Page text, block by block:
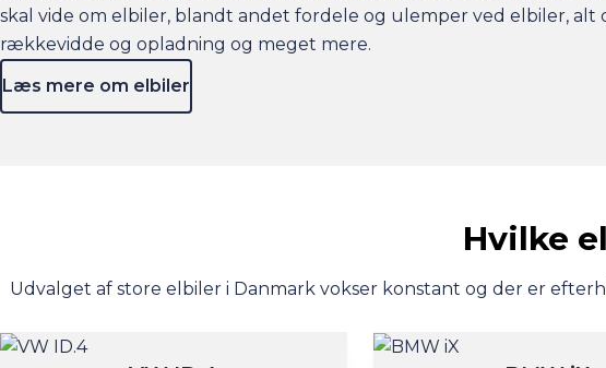
skal vide om elbiler, blandt andet fordele og ulemper ved elbiler, alt
rækkevidde og opladning og meget mere.
Læs mere om elbiler
Hvilke
Udvalget af store elbiler i Danmark vokser konstant og der er